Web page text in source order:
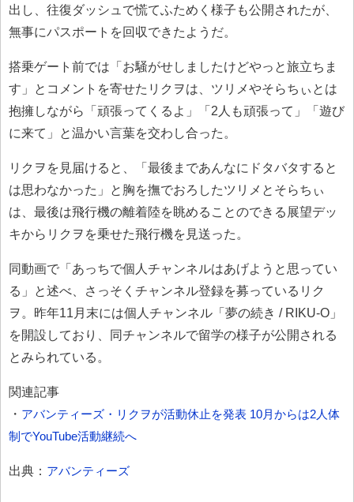
出し、往復ダッシュで慌てふためく様子も公開されたが、
無事にパスポートを回収できたようだ。
搭乗ゲート前では「お騒がせしましたけどやっと旅立ちま
す」とコメントを寄せたリクヲは、ツリメやそらちぃとは
抱擁しながら「頑張ってくるよ」「2人も頑張って」「遊び
に来て」と温かい言葉を交わし合った。
リクヲを見届けると、「最後まであんなにドタバタすると
は思わなかった」と胸を撫でおろしたツリメとそらちぃ
は、最後は飛行機の離着陸を眺めることのできる展望デッ
キからリクヲを乗せた飛行機を見送った。
同動画で「あっちで個人チャンネルはあげようと思ってい
る」と述べ、さっそくチャンネル登録を募っているリク
ヲ。昨年11月末には個人チャンネル「夢の続き / RIKU-O」
を開設しており、同チャンネルで留学の様子が公開される
とみられている。
関連記事
・ アバンティーズ・リクヲが活動休止を発表 10月からは2人体
制でYouTube活動継続へ
出典： アバンティーズ